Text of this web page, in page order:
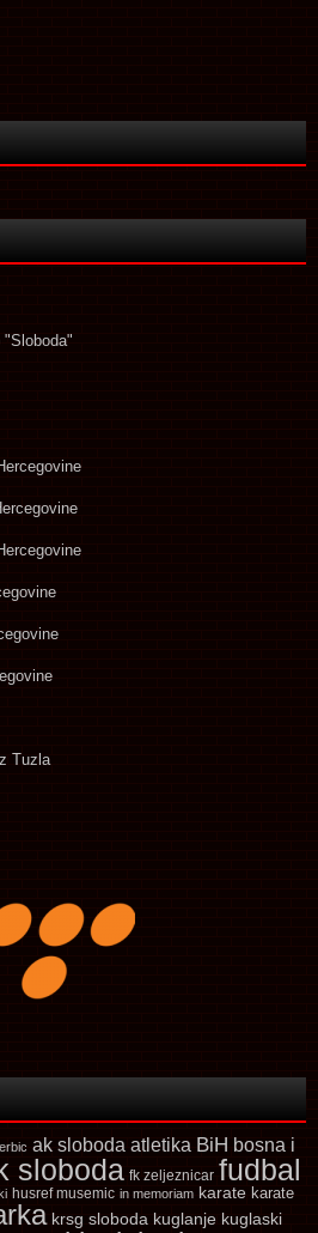
Tuzla
ak sloboda atletika BiH bosna i
sloboda fk zeljeznicar fudbal
husref musemic in memoriam karate karate
krsg sloboda kuglanje kuglaski